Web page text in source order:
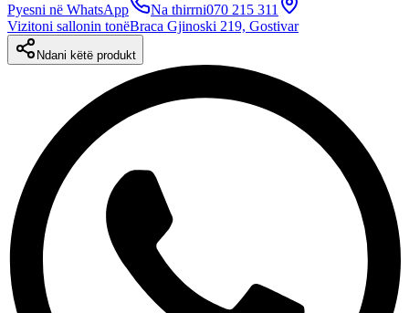
Pyesni në WhatsApp Na thirrni070 215 311
Vizitoni sallonin tonëBraca Gjinoski 219, Gostivar
Ndani këtë produkt